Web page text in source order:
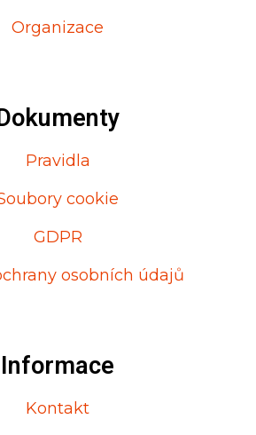
Organizace
Pravidla
cookie
GDPR
osobních údajů
Informace
Kontakt